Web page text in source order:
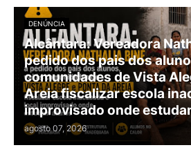
DENÚNCIA
Alcântara: Vereadora
pedido dos pais dos
comunidades de Vista
Areia fiscalizar escola
improvisado onde
agosto 07, 2026